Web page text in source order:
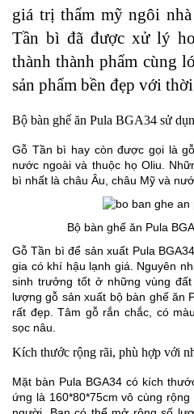
giá trị thẩm mỹ ngôi
Tần bì đã được xử lý
thành thành phẩm cùng
sản phẩm bền đẹp với
Bộ bàn ghế ăn Pula BGA34 sử
Gỗ Tần bì hay còn được gọi là
nước ngoài và thuộc họ Oliu.
bì nhất là châu Âu, châu Mỹ và
Bộ bàn ghế ăn Pula
Gỗ Tần bì để sản xuất Pula
gia có khí hậu lạnh giá. Nguyên
sinh trưởng tốt ở những vùng
lượng gỗ sản xuất bộ bàn ghế ăn
rất đẹp. Tâm gỗ rắn chắc, có
sọc nâu.
Kích thước rộng rãi, phù hợp với
Mặt bàn Pula BGA34 có kích
ứng là 160*80*75cm vô cùng